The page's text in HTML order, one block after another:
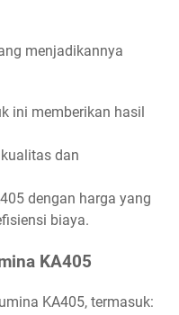
menjadikannya
ini memberikan hasil
dan
dengan harga yang
biaya.
KA405
KA405, termasuk: